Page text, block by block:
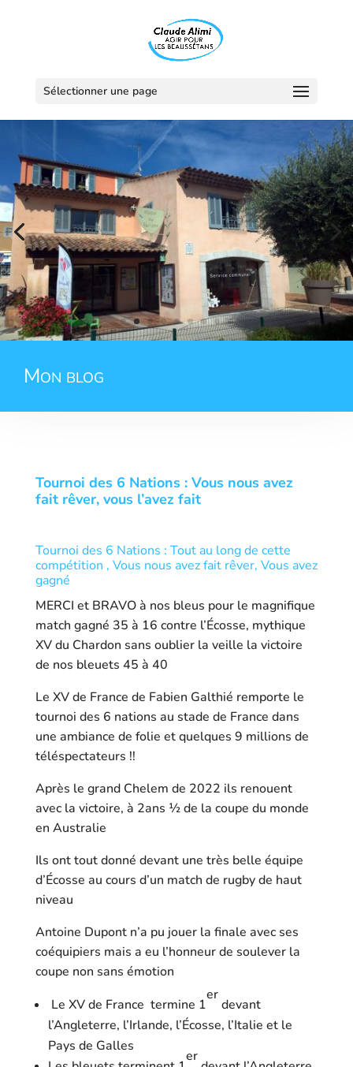
Sélectionner une page
Mon blog
Tournoi des 6 Nations : Vous nous avez
fait rêver, vous l’avez fait
Tournoi des 6 Nations : Tout au long de cette
compétition , Vous nous avez fait rêver, Vous avez
gagné
MERCI et BRAVO à nos bleus pour le magnifique
match gagné 35 à 16 contre l’Écosse, mythique
XV du Chardon sans oublier la veille la victoire
de nos bleuets 45 à 40
Le XV de France de Fabien Galthié remporte le
tournoi des 6 nations au stade de France dans
une ambiance de folie et quelques 9 millions de
téléspectateurs !!
Après le grand Chelem de 2022 ils renouent
avec la victoire, à 2ans ½ de la coupe du monde
en Australie
Ils ont tout donné devant une très belle équipe
d’Écosse au cours d’un match de rugby de haut
niveau
Antoine Dupont n’a pu jouer la finale avec ses
coéquipiers mais a eu l’honneur de soulever la
coupe non sans émotion
Le XV de France termine 1
er
devant
l’Angleterre, l’Irlande, l’Écosse, l’Italie et le
Pays de Galles
er